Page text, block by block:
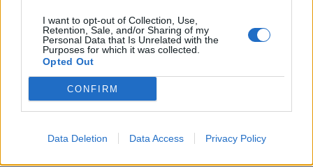
I want to opt-out of Collection, Use,
Retention, Sale, and/or Sharing of my
Personal Data that Is Unrelated with the
Purposes for which it was collected.
Opted Out
CONFIRM
Data Deletion Data Access Privacy Policy
Most olyan jelzés érkezett, amely alapján egy, az idei
évben inkább a háttérben maradó, kevés figyelmet
kapó vállalat hirtelen kifejezetten izgalmassá válhat.
Ez a vállalat nem más,
SIGNATURE PRO-VAL EZT A CIKKET IS EL
TUDNÁD OLVASNI!